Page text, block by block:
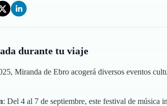
durante tu viaje
Miranda de Ebro acogerá diversos eventos
: Del 4 al 7 de septiembre, este festival de música